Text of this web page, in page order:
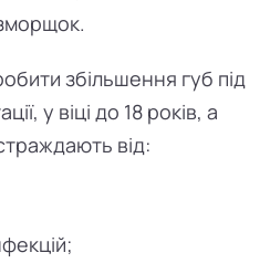
збільшення губ під
у віці до 18 років, а
від: